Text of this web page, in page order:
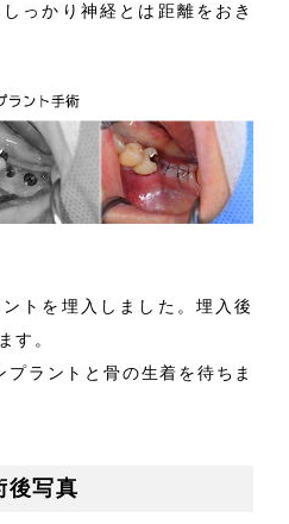
っかり神経とは距離をおき
トを埋入しました。埋入後
す。
ラントと骨の生着を待ちま
後写真